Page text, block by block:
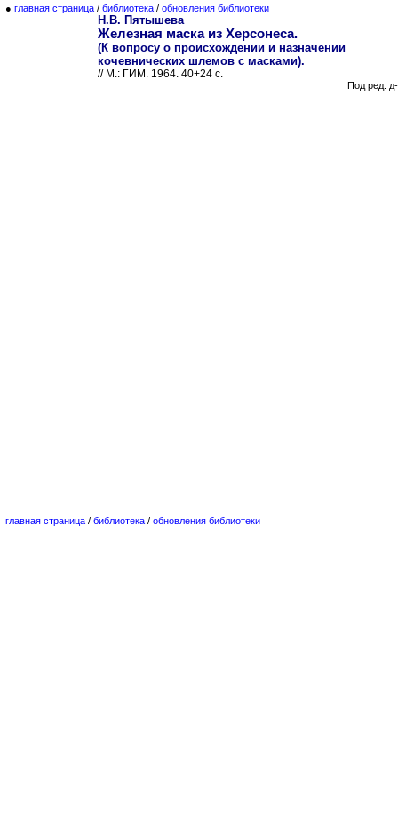
● главная страница / библиотека / обновления библиотеки
Н.В. Пятышева
Железная маска из Херсонеса.
(К вопросу о происхождении и назначении
кочевнических шлемов с масками).
// М.: ГИМ. 1964. 40+24 с.
Под ред.
главная страница / библиотека / обновления библиотеки